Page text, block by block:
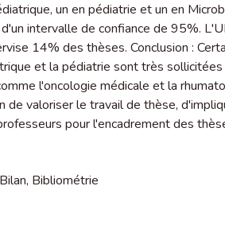
un en pédiatrie et un en
intervalle de confiance de 95%.
14% des thèses. Conclusion :
et la pédiatrie sont très
l'oncologie médicale et la
valoriser le travail de thèse,
pour l'encadrement des
Bilan, Bibliométrie